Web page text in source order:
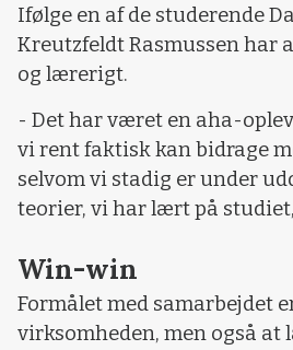
Ifølge en af de studerende
Kreutzfeldt Rasmussen har
og lærerigt.
- Det har været en aha-
vi rent faktisk kan bidrage
selvom vi stadig er under
teorier, vi har lært på
Win-win
Formålet med samarbejdet
virksomheden, men også at